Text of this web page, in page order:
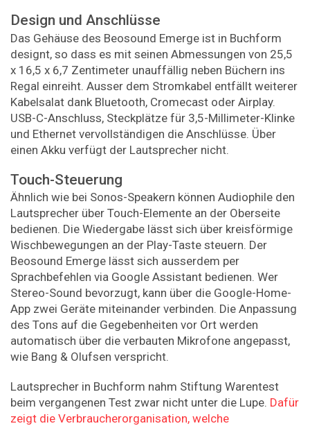
Design und Anschlüsse
Das Gehäuse des Beosound Emerge ist in Buchform
designt, so dass es mit seinen Abmessungen von 25,5
x 16,5 x 6,7 Zentimeter unauffällig neben Büchern ins
Regal einreiht. Ausser dem Stromkabel entfällt weiterer
Kabelsalat dank Bluetooth, Cromecast oder Airplay.
USB-C-Anschluss, Steckplätze für 3,5-Millimeter-Klinke
und Ethernet vervollständigen die Anschlüsse. Über
einen Akku verfügt der Lautsprecher nicht.
Touch-Steuerung
Ähnlich wie bei Sonos-Speakern können Audiophile den
Lautsprecher über Touch-Elemente an der Oberseite
bedienen. Die Wiedergabe lässt sich über kreisförmige
Wischbewegungen an der Play-Taste steuern. Der
Beosound Emerge lässt sich ausserdem per
Sprachbefehlen via Google Assistant bedienen. Wer
Stereo-Sound bevorzugt, kann über die Google-Home-
App zwei Geräte miteinander verbinden. Die Anpassung
des Tons auf die Gegebenheiten vor Ort werden
automatisch über die verbauten Mikrofone angepasst,
wie Bang & Olufsen verspricht.
Lautsprecher in Buchform nahm Stiftung Warentest
beim vergangenen Test zwar nicht unter die Lupe. Dafür
zeigt die Verbraucherorganisation, welche